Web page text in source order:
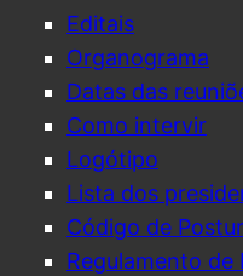
Editais
Organograma
Datas das
Como intervir
Logótipo
Lista dos
Código de
Regulamento de